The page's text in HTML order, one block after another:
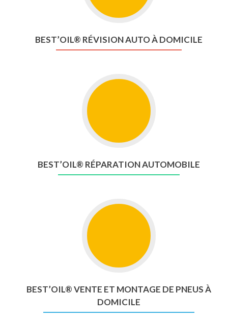
BEST’OIL® RÉVISION AUTO À DOMICILE
BEST’OIL® RÉPARATION AUTOMOBILE
BEST’OIL® VENTE ET MONTAGE DE PNEUS À
DOMICILE